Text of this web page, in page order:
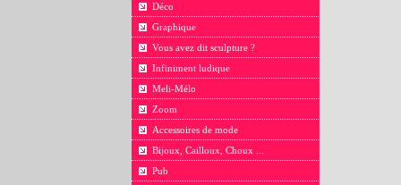
Déco
Graphique
Vous avez dit sculpture ?
Infiniment ludique
Meli-Mélo
Zoom
Accessoires de mode
Bijoux, Cailloux, Choux ...
Pub